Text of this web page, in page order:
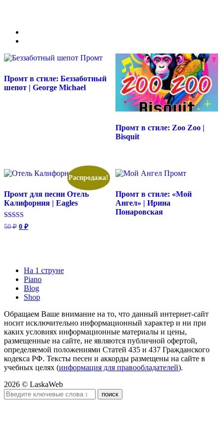
Промт в стиле: Беззаботный
шепот | George Michael
Промт в стиле: Zoo Zoo |
Bisquit
Распродажа!
Промт для песни Отель
Калифорния | Eagles
Оценка
5.00
50₽ Первоначальная
0 ₽Текущая
Промт в стиле: «Мой
Ангел» | Ирина
Понаровская
На 1 струне
Piano
Blog
Shop
Обращаем Ваше внимание на то, что данный интернет-сайт
носит исключительно информационный характер и ни при
каких условиях информационные материалы и цены,
размещенные на сайте, не являются публичной офертой,
определяемой положениями Статей 435 и 437 Гражданского
кодекса РФ. Тексты песен и аккорды размещены на сайте в
учебных целях (информация для правообладателей).
2026 © LaskaWeb